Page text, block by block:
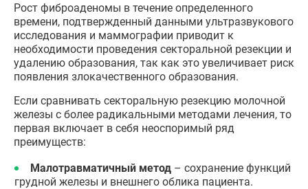
Рост фиброаденомы в течение определенного
времени, подтвержденный данными ультразвукового
исследования и маммографии приводит к
необходимости проведения секторальной резекции и
удалению образования, так как это увеличивает риск
появления злокачественного образования.
Если сравнивать секторальную резекцию молочной
железы с более радикальными методами лечения, то
первая включает в себя неоспоримый ряд
преимуществ:
Малотравматичный метод – сохранение функций
грудной железы и внешнего облика пациента.